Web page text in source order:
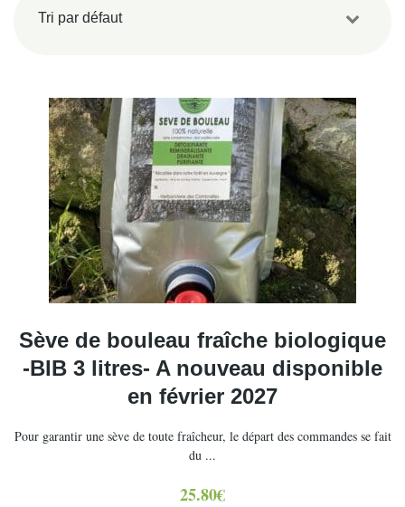
Sève de bouleau fraîche biologique
-BIB 3 litres- A nouveau disponible
en février 2027
Pour garantir une sève de toute fraîcheur, le départ des commandes se fait
du ...
25.80€